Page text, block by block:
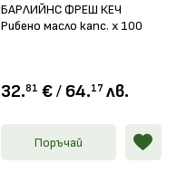
БАРЛИЙНС ФРЕШ КЕЧ
Рибено масло капс. х 100
32.81 € / 64.17 лв.
Поръчай